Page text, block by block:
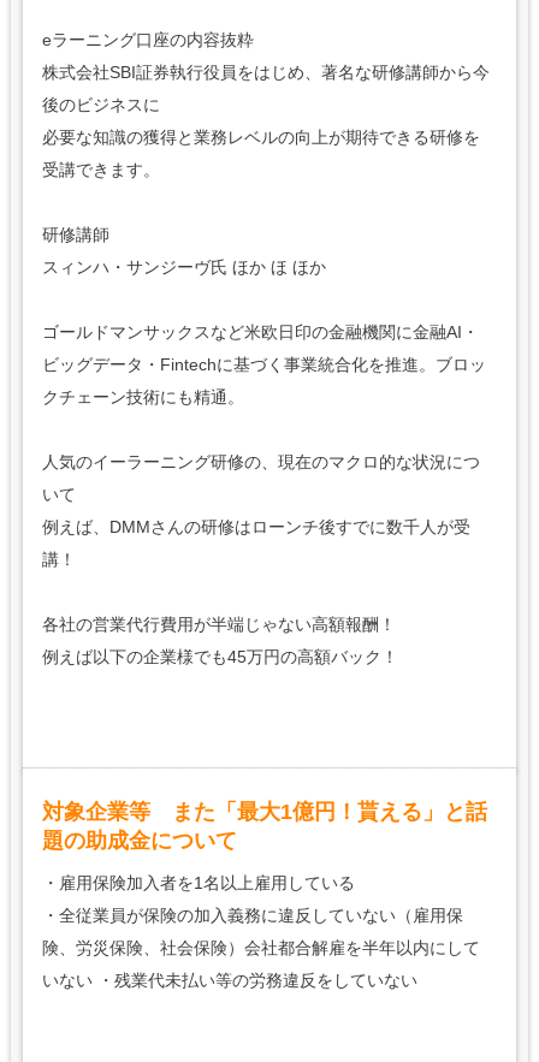
eラーニング口座の内容抜粋
株式会社SBI証券執行役員をはじめ、著名な研修講師から今
後のビジネスに
必要な知識の獲得と業務レベルの向上が期待できる研修を
受講できます。
研修講師
スィンハ・サンジーヴ氏 ほか ほ ほか
ゴールドマンサックスなど米欧日印の金融機関に金融AI・
ビッグデータ・Fintechに基づく事業統合化を推進。ブロッ
クチェーン技術にも精通。
人気のイーラーニング研修の、現在のマクロ的な状況につ
いて
例えば、DMMさんの研修はローンチ後すでに数千人が受
講！
各社の営業代行費用が半端じゃない高額報酬！
例えば以下の企業様でも45万円の高額バック！
対象企業等 また「最大1億円！貰える」と話
題の助成金について
・雇用保険加入者を1名以上雇用している
・全従業員が保険の加入義務に違反していない（雇用保
険、労災保険、社会保険）会社都合解雇を半年以内にして
いない ・残業代未払い等の労務違反をしていない